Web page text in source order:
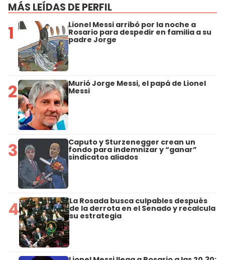
MÁS LEÍDAS DE PERFIL
1 Lionel Messi arribó por la noche a
Rosario para despedir en familia a su
padre Jorge
2 Murió Jorge Messi, el papá de Lionel
Messi
3 Caputo y Sturzenegger crean un
fondo para indemnizar y “ganar”
sindicatos aliados
4 La Rosada busca culpables después
de la derrota en el Senado y recalcula
su estrategia